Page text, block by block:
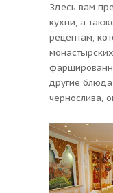
Здесь вам
кухни, а
рецептам,
другие
чернослива,